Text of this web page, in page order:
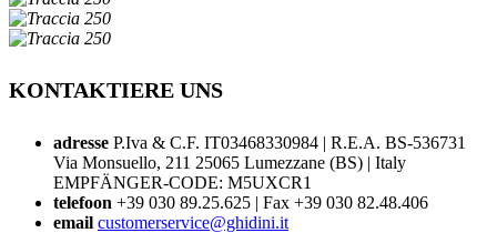
KONTAKTIERE UNS
adresse P.Iva & C.F. IT03468330984 | R.E.A. BS-536731
Via Monsuello, 211 25065 Lumezzane (BS) | Italy
EMPFÄNGER-CODE: M5UXCR1
telefoon +39 030 89.25.625 | Fax +39 030 82.48.406
email customerservice@ghidini.it